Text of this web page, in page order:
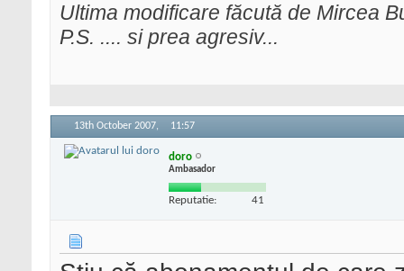
Ultima modificare făcută de Mircea
P.S. .... si prea agresiv...
13th October 2007, 11:57
doro
Ambasador
Reputatie: 41